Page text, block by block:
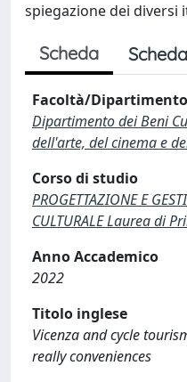
spiegazione dei diversi
Scheda
Facoltà/Dipartimento
Dipartimento dei Beni
dell'arte, del cinema e
Corso di studio
PROGETTAZIONE E
CULTURALE Laurea di
Anno Accademico
2022
Titolo inglese
Vicenza and cycle
really conveniences